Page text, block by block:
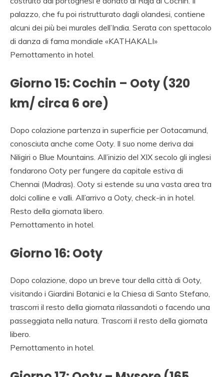
palazzo, che fu poi ristrutturato dagli olandesi, contiene
alcuni dei più bei murales dell’India. Serata con spettacolo
di danza di fama mondiale «KATHAKALI»
Pernottamento in hotel.
Giorno 15: Cochin – Ooty (320
km/ circa 6 ore)
Dopo colazione partenza in superficie per Ootacamund,
conosciuta anche come Ooty. Il suo nome deriva dai
Niligiri o Blue Mountains. All’inizio del XIX secolo gli inglesi
fondarono Ooty per fungere da capitale estiva di
Chennai (Madras). Ooty si estende su una vasta area tra
dolci colline e valli. All’arrivo a Ooty, check-in in hotel.
Resto della giornata libero.
Pernottamento in hotel.
Giorno 16: Ooty
Dopo colazione, dopo un breve tour della città di Ooty,
visitando i Giardini Botanici e la Chiesa di Santo Stefano,
trascorri il resto della giornata rilassandoti o facendo una
passeggiata nella natura. Trascorri il resto della giornata
libero.
Pernottamento in hotel.